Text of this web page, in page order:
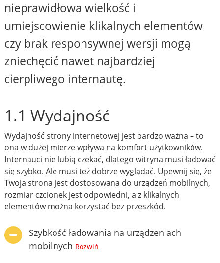
nieprawidłowa wielkość i
umiejscowienie klikalnych elementów
czy brak responsywnej wersji mogą
zniechęcić nawet najbardziej
cierpliwego internautę.
1.1 Wydajność
Wydajność strony internetowej jest bardzo ważna – to
ona w dużej mierze wpływa na komfort użytkowników.
Internauci nie lubią czekać, dlatego witryna musi ładować
się szybko. Ale musi też dobrze wyglądać. Upewnij się, że
Twoja strona jest dostosowana do urządzeń mobilnych,
rozmiar czcionek jest odpowiedni, a z klikalnych
elementów można korzystać bez przeszkód.
Szybkość ładowania na urządzeniach
mobilnych Rozwiń